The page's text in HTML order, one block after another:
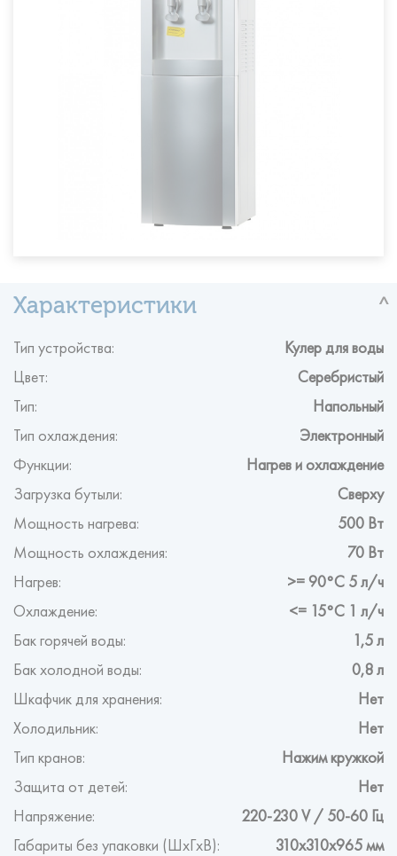
Тип устройства: Кулер для воды
Цвет: Серебристый
Тип: Напольный
Тип охлаждения: Электронный
Функции: Нагрев и охлаждение
Загрузка бутыли: Сверху
Мощность нагрева: 500 Вт
Мощность охлаждения: 70 Вт
Нагрев: >= 90°С 5 л/ч
Охлаждение: <= 15°С 1 л/ч
Бак горячей воды: 1,5 л
Бак холодной воды: 0,8 л
Шкафчик для хранения: Нет
Холодильник: Нет
Тип кранов: Нажим кружкой
Защита от детей: Нет
Напряжение: 220-230 V / 50-60 Гц
Габариты без упаковки (ШxГxВ): 310х310х965 мм